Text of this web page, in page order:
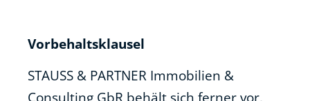
Vorbehaltsklausel
STAUSS & PARTNER Immobilien &